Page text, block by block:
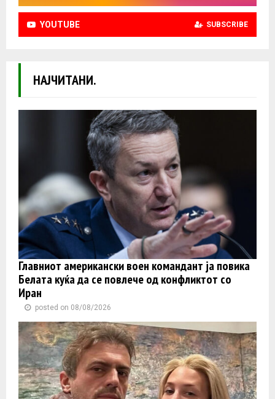
YOUTUBE SUBSCRIBE
НАЈЧИТАНИ.
Главниот американски воен командант ја повика
Белата куќа да се повлече од конфликтот со
Иран
posted on 08/08/2026